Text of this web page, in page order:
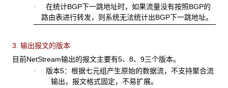
· 在统计BGP下一跳地址时，如果流量没有按照BGP的
路由表进行转发，则系统无法统计出BGP下一跳地址。
3. 输出报文的版本
目前NetStream输出的报文主要有5、8、9三个版本。
· 版本5：根据七元组产生原始的数据流，不支持聚合流
输出，报文格式固定，不易扩展。